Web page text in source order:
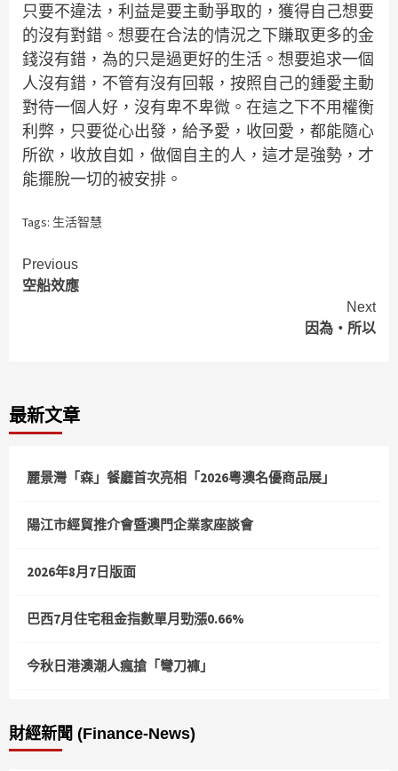
只要不違法，利益是要主動爭取的，獲得自己想要
的沒有對錯。想要在合法的情況之下賺取更多的金
錢沒有錯，為的只是過更好的生活。想要追求一個
人沒有錯，不管有沒有回報，按照自己的鍾愛主動
對待一個人好，沒有卑不卑微。在這之下不用權衡
利弊，只要從心出發，給予愛，收回愛，都能隨心
所欲，收放自如，做個自主的人，這才是強勢，才
能擺脫一切的被安排。
Tags: 生活智慧
Continue
Reading
Previous
空船效應
Next
因為・所以
最新文章
麗景灣「森」餐廳首次亮相「2026粵澳名優商品展」
陽江市經貿推介會暨澳門企業家座談會
2026年8月7日版面
巴西7月住宅租金指數單月勁漲0.66%
今秋日港澳潮人瘋搶「彎刀褲」
財經新聞 (Finance-News)